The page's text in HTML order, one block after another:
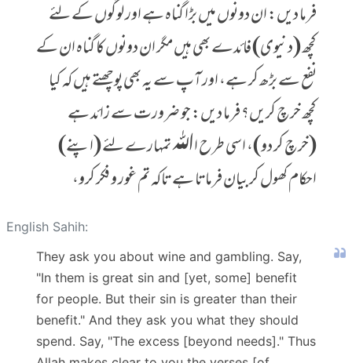
فرما دیں: ان دونوں میں بڑا گناہ ہے اور لوگوں کے لئے
کچھ (دنیوی) فائدے بھی ہیں مگر ان دونوں کا گناہ ان کے
نفع سے بڑھ کر ہے، اور آپ سے یہ بھی پوچھتے ہیں کہ کیا
کچھ خرچ کریں؟ فرما دیں: جو ضرورت سے زائد ہے
(خرچ کر دو)، اسی طرح اﷲ تمہارے لئے (اپنے)
احکام کھول کر بیان فرماتا ہے تاکہ تم غور و فکر کرو،
English Sahih:
They ask you about wine and gambling. Say,
"In them is great sin and [yet, some] benefit
for people. But their sin is greater than their
benefit." And they ask you what they should
spend. Say, "The excess [beyond needs]." Thus